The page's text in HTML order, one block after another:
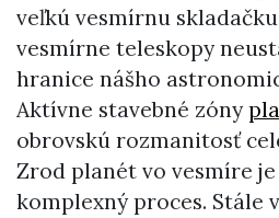
veľkú vesmírnu
vesmírne teleskopy
hranice nášho
Aktívne stavebné zóny
obrovskú rozmanitosť
Zrod planét vo vesmíre
komplexný proces. Stále